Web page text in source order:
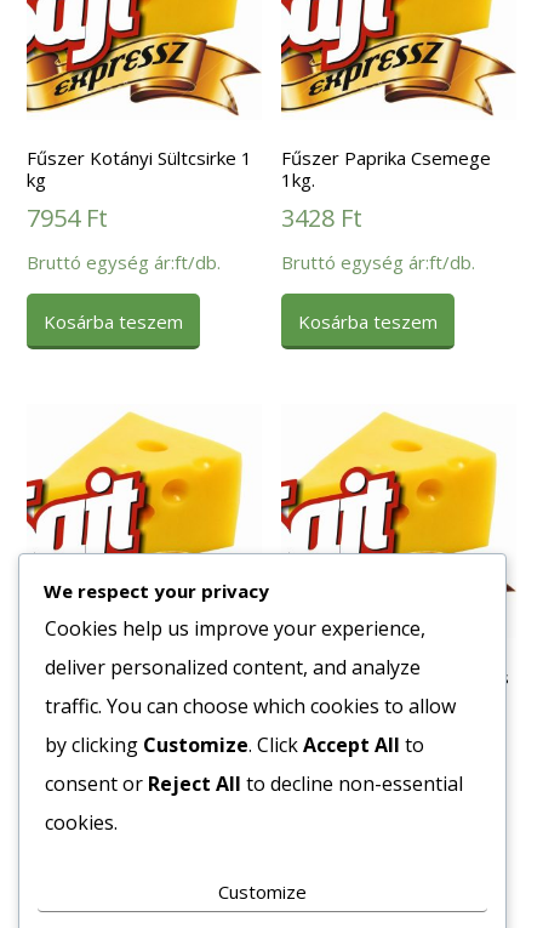
Fűszer Kotányi Sültcsirke 1
kg
7954 Ft
Bruttó egység ár:ft/db.
Kosárba teszem
Fűszer Paprika Csemege
1kg.
3428 Ft
Bruttó egység ár:ft/db.
Kosárba teszem
Fűszer Kotányi Kömény
Örölt 1000 g
5668Ft
Bruttó egység ár:ft/db.
Fűszer Kotányi Feketebors
Egész 1000g
13532Ft
Bruttó egység ár:ft/db.
We respect your privacy
Cookies help us improve your experience,
deliver personalized content, and analyze
traffic. You can choose which cookies to allow
by clicking Customize. ClickAccept All to
consent or Reject All to decline non-essential
cookies.
Customize